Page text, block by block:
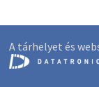
A tárhelyet és